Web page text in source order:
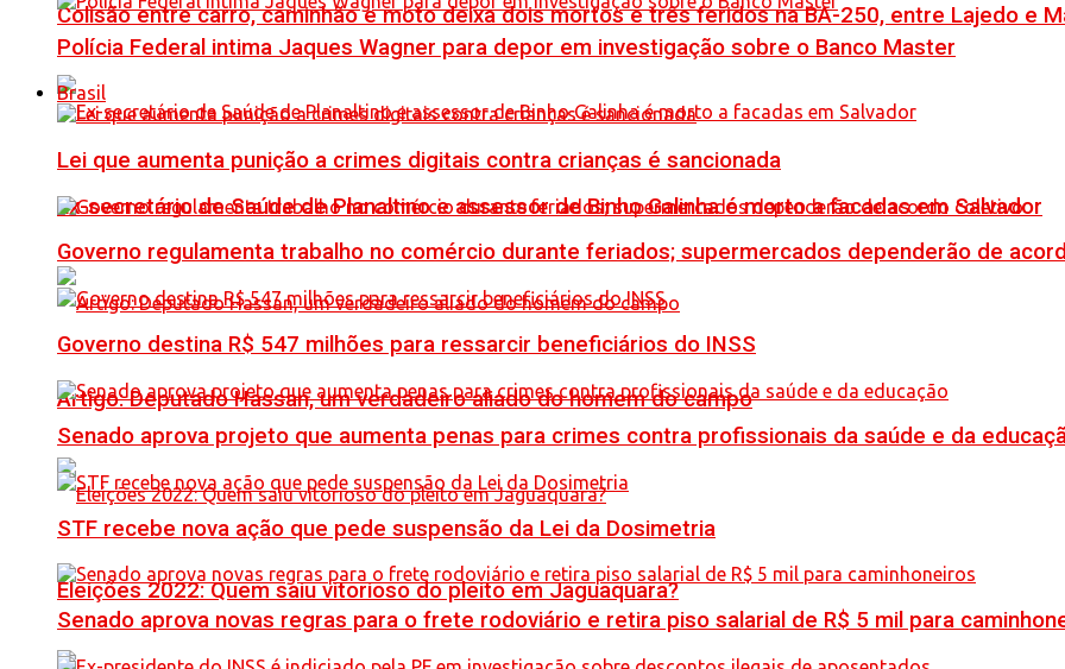
Colisão entre carro, caminhão e moto deixa dois mortos e três feridos na BA-250, entre Lajedo e
Ex-secretário de Saúde de Planaltino e assessor de Binho Galinha é morto a facadas em Salvador
Artigo: Deputado Hassan, um verdadeiro aliado do homem do campo
Eleições 2022: Quem saiu vitorioso do pleito em Jaguaquara?
Polícia Federal intima Jaques Wagner para depor em investigação sobre o Banco Master
Brasil
Lei que aumenta punição a crimes digitais contra crianças é sancionada
Governo regulamenta trabalho no comércio durante feriados; supermercados dependerão de
Governo destina R$ 547 milhões para ressarcir beneficiários do INSS
Senado aprova projeto que aumenta penas para crimes contra profissionais da saúde e da
STF recebe nova ação que pede suspensão da Lei da Dosimetria
Senado aprova novas regras para o frete rodoviário e retira piso salarial de R$ 5 mil para